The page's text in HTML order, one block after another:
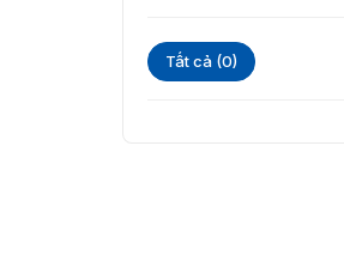
Tất cả (0)